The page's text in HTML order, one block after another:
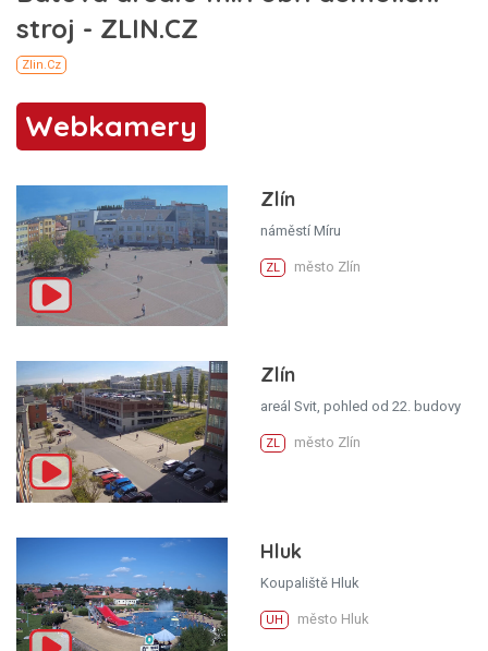
Webkamery
Zlín
náměstí Míru
ZL město Zlín
Zlín
areál Svit, pohled od 22. budovy
ZL město Zlín
Hluk
Koupaliště Hluk
UH město Hluk